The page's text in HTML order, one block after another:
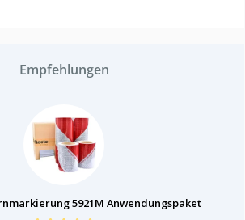
Empfehlungen
5921M Anwendungspaket